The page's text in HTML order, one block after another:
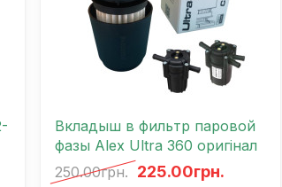
Вкладыш в фильтр паровой
фазы Аlex Ultra 360 оригінал
250.00грн. 225.00грн.